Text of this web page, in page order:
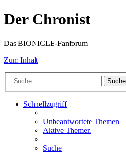
Der Chronist
Das BIONICLE-Fanforum
Zum Inhalt
Suche
Schnellzugriff
Unbeantwortete Themen
Aktive Themen
Suche